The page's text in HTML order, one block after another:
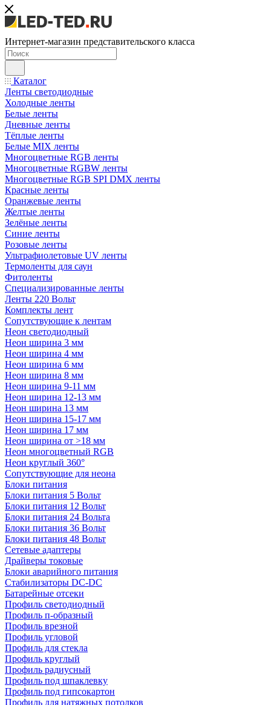
Интернет-магазин представительского класса
Каталог
Ленты светодиодные
Холодные ленты
Белые ленты
Дневные ленты
Тёплые ленты
Белые MIX ленты
Многоцветные RGB ленты
Многоцветные RGBW ленты
Многоцветные RGB SPI DMX ленты
Красные ленты
Оранжевые ленты
Желтые ленты
Зелёные ленты
Синие ленты
Розовые ленты
Ультрафиолетовые UV ленты
Термоленты для саун
Фитоленты
Специализированные ленты
Ленты 220 Вольт
Комплекты лент
Сопутствующие к лентам
Неон светодиодный
Неон ширина 3 мм
Неон ширина 4 мм
Неон ширина 6 мм
Неон ширина 8 мм
Неон ширина 9-11 мм
Неон ширина 12-13 мм
Неон ширина 13 мм
Неон ширина 15-17 мм
Неон ширина 17 мм
Неон ширина от >18 мм
Неон многоцветный RGB
Неон круглый 360°
Сопутствующие для неона
Блоки питания
Блоки питания 5 Вольт
Блоки питания 12 Вольт
Блоки питания 24 Вольта
Блоки питания 36 Вольт
Блоки питания 48 Вольт
Сетевые адаптеры
Драйверы токовые
Блоки аварийного питания
Стабилизаторы DC-DC
Батарейные отсеки
Профиль светодиодный
Профиль п-образный
Профиль врезной
Профиль угловой
Профиль для стекла
Профиль круглый
Профиль радиусный
Профиль под шпаклевку
Профиль под гипсокартон
Профиль для натяжных потолков